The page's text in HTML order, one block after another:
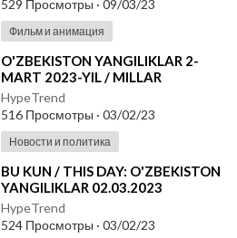
529 Просмотры · 09/03/23
Фильм и анимация
⁣O'ZBEKISTON YANGILIKLAR 2-
MART 2023-YIL / MILLAR
HypeTrend
516 Просмотры · 03/02/23
Новости и политика
⁣BU KUN / THIS DAY: O'ZBEKISTON
YANGILIKLAR 02.03.2023
HypeTrend
524 Просмотры · 03/02/23